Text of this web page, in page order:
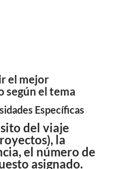
el mejor
según el tema
Específicas
del viaje
la
el número de
asignado.